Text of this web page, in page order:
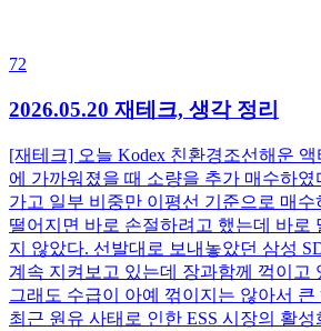
72
2026.05.20 재테크, 생각 정리
[재테크] 오늘 Kodex 친환경조선해운 액
에 가까워졌을 때 소량을 추가 매수하였
가고 일부 비중만 이평선 기준으로 매수
떨어지면 바로 손절하려고 했는데 바로
지 않았다. 선발대로 보내놓았던 삼성
계속 지켜보고 있는데 장과함께 꺽이고
그래도 수급이 아예 꺾이지는 않아서
최근 원유 사태로 인한 ESS 시장의 활